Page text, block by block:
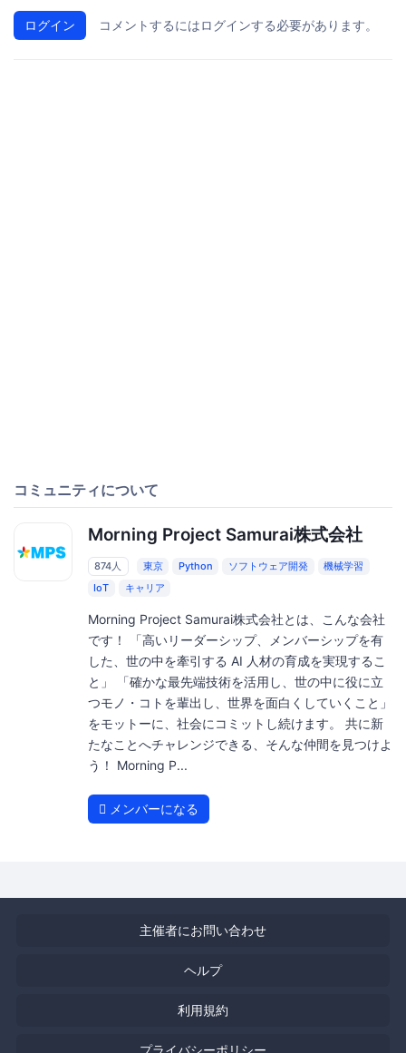
ログイン コメントするにはログインする必要があります。
コミュニティについて
Morning Project Samurai株式会社
874人 東京 Python ソフトウェア開発
機械学習
IoT
キャリア
Morning Project Samurai株式会社とは、こんな会社
です！ 「⾼いリーダーシップ、メンバーシップを有
した、世の中を牽引する AI ⼈材の育成を実現するこ
と」 「確かな最先端技術を活⽤し、世の中に役に⽴
つモノ・コトを輩出し、世界を⾯⽩くしていくこと」
をモットーに、社会にコミットし続けます。 共に新
たなことへチャレンジできる、そんな仲間を見つけよ
う！ Morning P...
メンバーになる
主催者にお問い合わせ
ヘルプ
利用規約
プライバシーポリシー